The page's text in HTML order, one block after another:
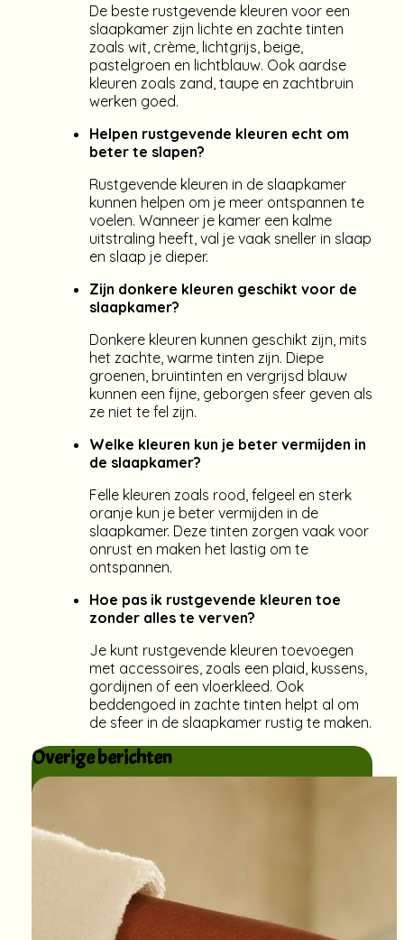
De beste rustgevende kleuren voor een
slaapkamer zijn lichte en zachte tinten
zoals wit, crème, lichtgrijs, beige,
pastelgroen en lichtblauw. Ook aardse
kleuren zoals zand, taupe en zachtbruin
werken goed.
Helpen rustgevende kleuren echt om
beter te slapen?
Rustgevende kleuren in de slaapkamer
kunnen helpen om je meer ontspannen te
voelen. Wanneer je kamer een kalme
uitstraling heeft, val je vaak sneller in slaap
en slaap je dieper.
Zijn donkere kleuren geschikt voor de
slaapkamer?
Donkere kleuren kunnen geschikt zijn, mits
het zachte, warme tinten zijn. Diepe
groenen, bruintinten en vergrijsd blauw
kunnen een fijne, geborgen sfeer geven als
ze niet te fel zijn.
Welke kleuren kun je beter vermijden in
de slaapkamer?
Felle kleuren zoals rood, felgeel en sterk
oranje kun je beter vermijden in de
slaapkamer. Deze tinten zorgen vaak voor
onrust en maken het lastig om te
ontspannen.
Hoe pas ik rustgevende kleuren toe
zonder alles te verven?
Je kunt rustgevende kleuren toevoegen
met accessoires, zoals een plaid, kussens,
gordijnen of een vloerkleed. Ook
beddengoed in zachte tinten helpt al om
de sfeer in de slaapkamer rustig te maken.
Overige berichten